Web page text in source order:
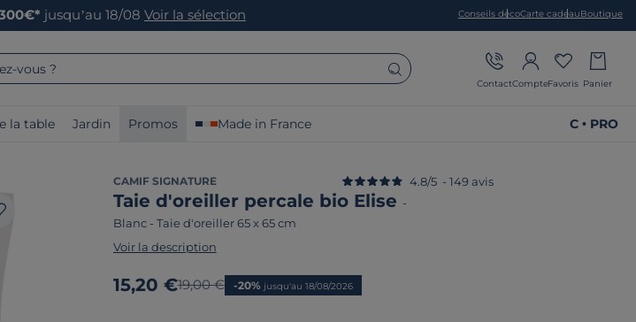
jusqu’au 18/08 Voir la sélection Conseils décoCarte cadeauBoutique
vous ?
ContactCompteFavoris Panier
la table Jardin Promos Made in France C • PRO
CAMIF SIGNATURE
Taie d'oreiller percale bio Elise -
Blanc- Taie d'oreiller 65 x 65 cm
4.8/5 - 149 avis
Voir la description
Nouveau prix
15,20 €Ancien prix
19,00 € -20% jusqu'au 18/08/2026